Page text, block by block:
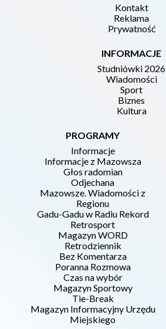
Kontakt
Reklama
Prywatność
INFORMACJE
Studniówki 2026
Wiadomości
Sport
Biznes
Kultura
PROGRAMY
Informacje
Informacje z Mazowsza
Głos radomian
Odjechana
Mazowsze. Wiadomości z
Regionu
Gadu-Gadu w Radiu Rekord
Retrosport
Magazyn WORD
Retrodziennik
Bez Komentarza
Poranna Rozmowa
Czas na wybór
Magazyn Sportowy
Tie-Break
Magazyn Informacyjny Urzędu
Miejskiego